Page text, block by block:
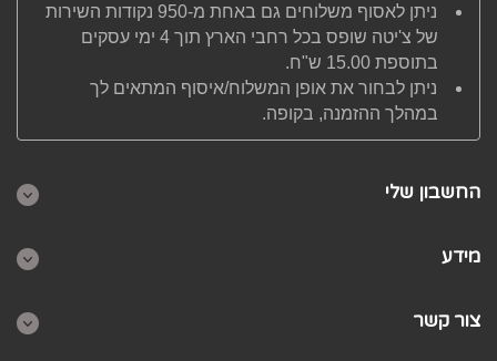
ניתן לאסוף משלוחים גם באחת מ-950 נקודות השירות
של צ'יטה שופס בכל רחבי הארץ תוך 4 ימי עסקים
בתוספת 15.00 ש"ח.
ניתן לבחור את אופן המשלוח/איסוף המתאים לך
במהלך ההזמנה, בקופה.
החשבון שלי
מידע
צור קשר